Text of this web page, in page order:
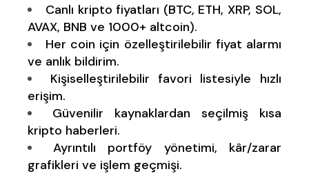
Canlı kripto fiyatları (BTC, ETH, XRP, SOL,
AVAX, BNB ve 1000+ altcoin).
Her coin için özelleştirilebilir fiyat alarmı
ve anlık bildirim.
Kişiselleştirilebilir favori listesiyle hızlı
erişim.
Güvenilir kaynaklardan seçilmiş kısa
kripto haberleri.
Ayrıntılı portföy yönetimi, kâr/zarar
grafikleri ve işlem geçmişi.